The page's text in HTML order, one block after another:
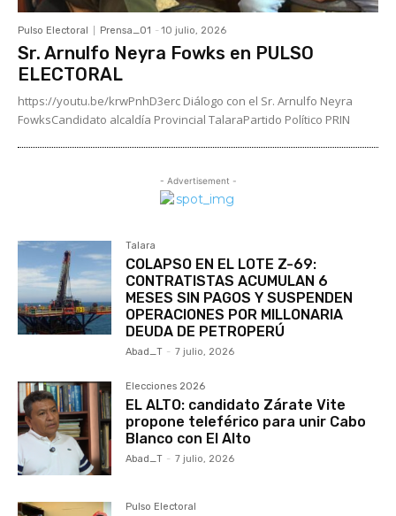
Pulso Electoral Prensa_01 - 10 julio, 2026
Sr. Arnulfo Neyra Fowks en PULSO
ELECTORAL
https://youtu.be/krwPnhD3erc Diálogo con el Sr. Arnulfo Neyra
FowksCandidato alcaldía Provincial TalaraPartido Político PRIN
- Advertisement -
Talara
COLAPSO EN EL LOTE Z-69:
CONTRATISTAS ACUMULAN 6
MESES SIN PAGOS Y SUSPENDEN
OPERACIONES POR MILLONARIA
DEUDA DE PETROPERÚ
Abad_T - 7 julio, 2026
Elecciones 2026
EL ALTO: candidato Zárate Vite
propone teleférico para unir Cabo
Blanco con El Alto
Abad_T - 7 julio, 2026
Pulso Electoral